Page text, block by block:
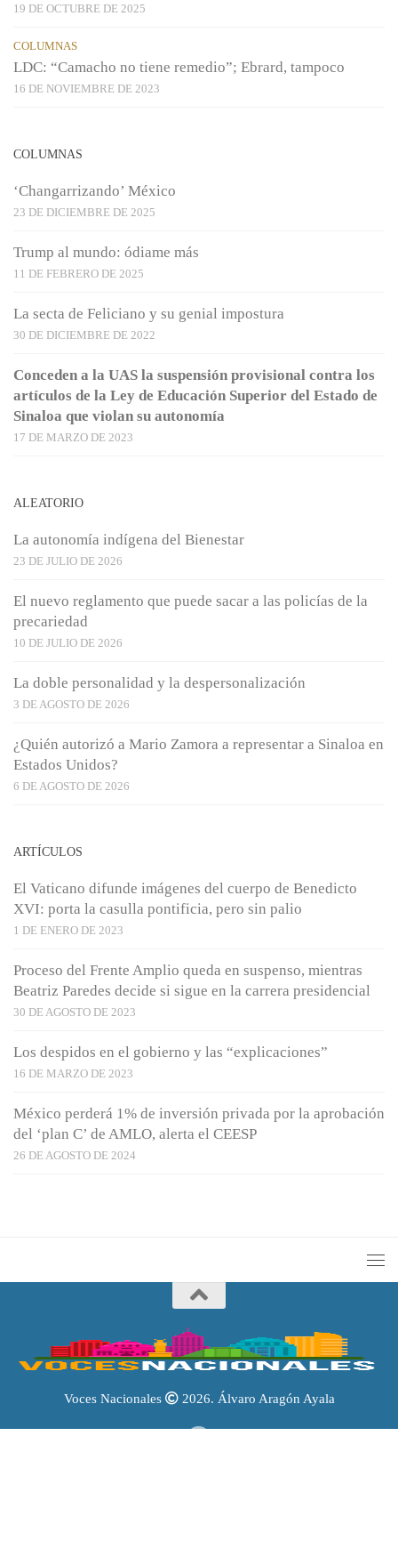
19 DE OCTUBRE DE 2025
COLUMNAS
LDC: “Camacho no tiene remedio”; Ebrard, tampoco
16 DE NOVIEMBRE DE 2023
COLUMNAS
‘Changarrizando’ México
23 DE DICIEMBRE DE 2025
Trump al mundo: ódiame más
11 DE FEBRERO DE 2025
La secta de Feliciano y su genial impostura
30 DE DICIEMBRE DE 2022
Conceden a la UAS la suspensión provisional contra los
artículos de la Ley de Educación Superior del Estado de
Sinaloa que violan su autonomía
17 DE MARZO DE 2023
ALEATORIO
La autonomía indígena del Bienestar
23 DE JULIO DE 2026
El nuevo reglamento que puede sacar a las policías de la
precariedad
10 DE JULIO DE 2026
La doble personalidad y la despersonalización
3 DE AGOSTO DE 2026
¿Quién autorizó a Mario Zamora a representar a Sinaloa en
Estados Unidos?
6 DE AGOSTO DE 2026
ARTÍCULOS
El Vaticano difunde imágenes del cuerpo de Benedicto
XVI: porta la casulla pontificia, pero sin palio
1 DE ENERO DE 2023
Proceso del Frente Amplio queda en suspenso, mientras
Beatriz Paredes decide si sigue en la carrera presidencial
30 DE AGOSTO DE 2023
Los despidos en el gobierno y las “explicaciones”
16 DE MARZO DE 2023
México perderá 1% de inversión privada por la aprobación
del ‘plan C’ de AMLO, alerta el CEESP
26 DE AGOSTO DE 2024
Voces Nacionales 2026. Álvaro Aragón Ayala